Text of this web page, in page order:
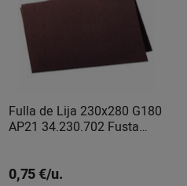
Fulla de Lija 230x280 G180
AP21 34.230.702 Fusta
0,75 €/u.